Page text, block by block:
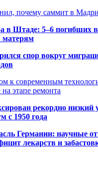
почему саммит в
в Штаде: 5–6 погибших
спор вокруг
к современным
этапе ремонта
рекордно низкий
с 1950 года
Германии: научные
лекарств и